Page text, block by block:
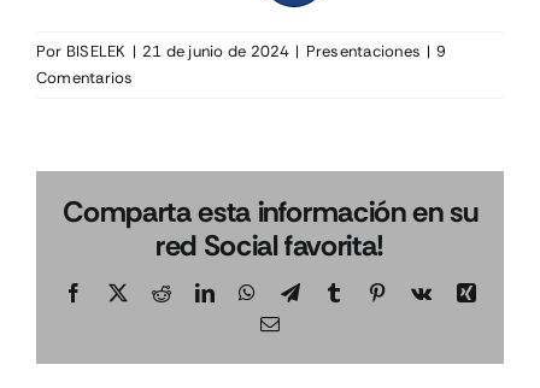
Por BISELEK | 21 de junio de 2024 | Presentaciones | 9
Comentarios
Comparta esta información en su
red Social favorita!
Facebook
X RedditLinkedInWhatsApp
TelegramTumblr Pinterest
Vk
Xing
Correo